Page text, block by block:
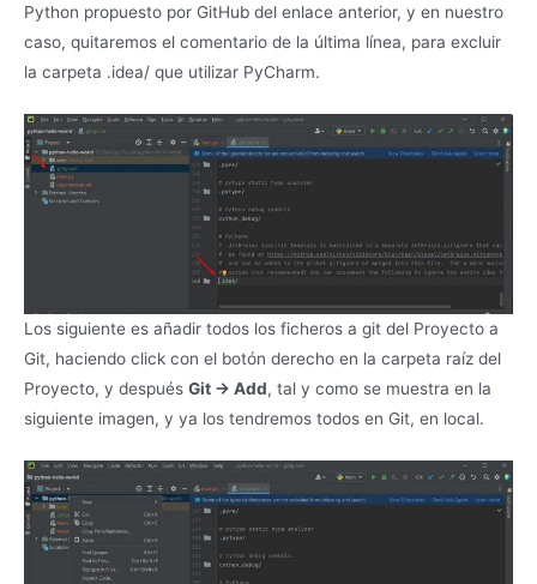
Python propuesto por GitHub del enlace anterior, y en nuestro
caso, quitaremos el comentario de la última línea, para excluir
la carpeta .idea/ que utilizar PyCharm.
Los siguiente es añadir todos los ficheros a git del Proyecto a
Git, haciendo click con el botón derecho en la carpeta raíz del
Proyecto, y después Git -> Add, tal y como se muestra en la
siguiente imagen, y ya los tendremos todos en Git, en local.